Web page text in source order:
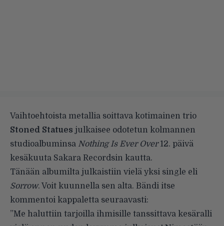
Vaihtoehtoista metallia soittava kotimainen trio
Stoned Statues julkaisee odotetun kolmannen
studioalbuminsa Nothing Is Ever Over12. päivä
kesäkuuta Sakara Recordsin kautta.
Tänään albumilta julkaistiin vielä yksi single eli
Sorrow. Voit kuunnella sen alta. Bändi itse
kommentoi kappaletta seuraavasti:
”Me haluttiin tarjoilla ihmisille tanssittava kesäralli